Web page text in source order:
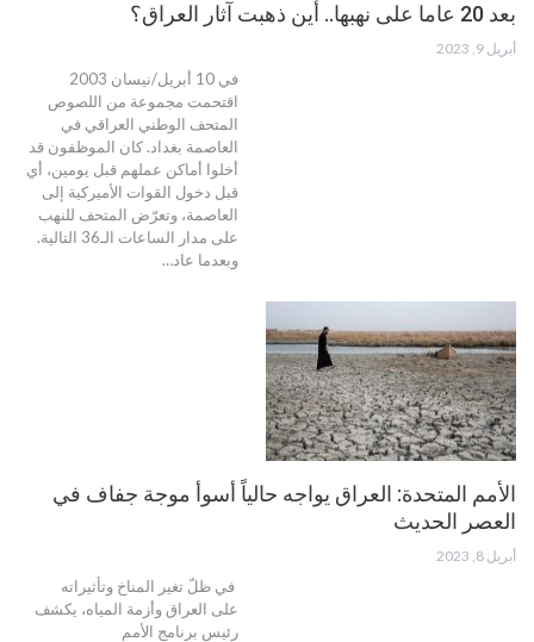
بعد 20 عاما على نهبها.. أين ذهبت آثار العراق؟
أبريل 9, 2023
في 10 أبريل/نيسان 2003
اقتحمت مجموعة من اللصوص
المتحف الوطني العراقي في
العاصمة بغداد. كان الموظفون قد
أخلوا أماكن عملهم قبل يومين، أي
قبل دخول القوات الأميركية إلى
العاصمة، وتعرّض المتحف للنهب
على مدار الساعات الـ36 التالية.
وبعدما عاد…
الأمم المتحدة: العراق يواجه حالياً أسوأ موجة جفاف في
العصر الحديث
أبريل 8, 2023
في ظلّ تغير المناخ وتأثيراته
على العراق وأزمة المياه، يكشف
رئيس برنامج الأمم